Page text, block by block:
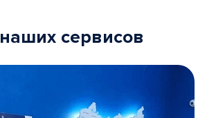
наших сервисов